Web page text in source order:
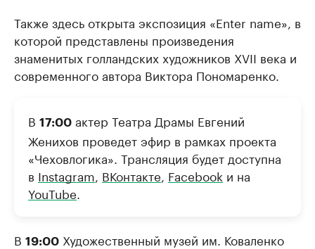
Также здесь открыта экспозиция «Enter name», в
которой представлены произведения
знаменитых голландских художников XVII века и
современного автора Виктора Пономаренко.
В 17:00 актер Театра Драмы Евгений
Женихов проведет эфир в рамках проекта
«Чеховлогика». Трансляция будет доступна
в Instagram ВКонтакте Facebook и на
YouTube
В 19:00 Художественный музей им. Коваленко